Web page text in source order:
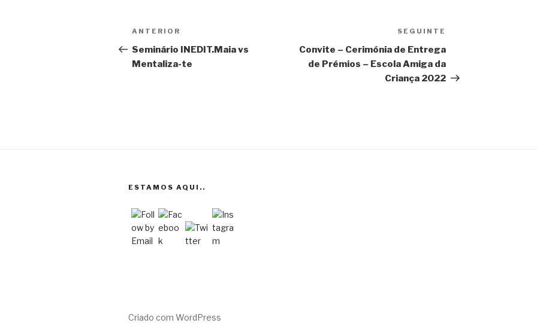
Navegação
de
artigos
Conteúdo
anterior
ANTERIOR
Seminário INEDIT.Maia vs
Mentaliza-te
seguinte
SEGUINTE
Convite – Cerimónia de Entrega
de Prémios – Escola Amiga da
Criança 2022
ESTAMOS AQUI..
Criado com WordPress